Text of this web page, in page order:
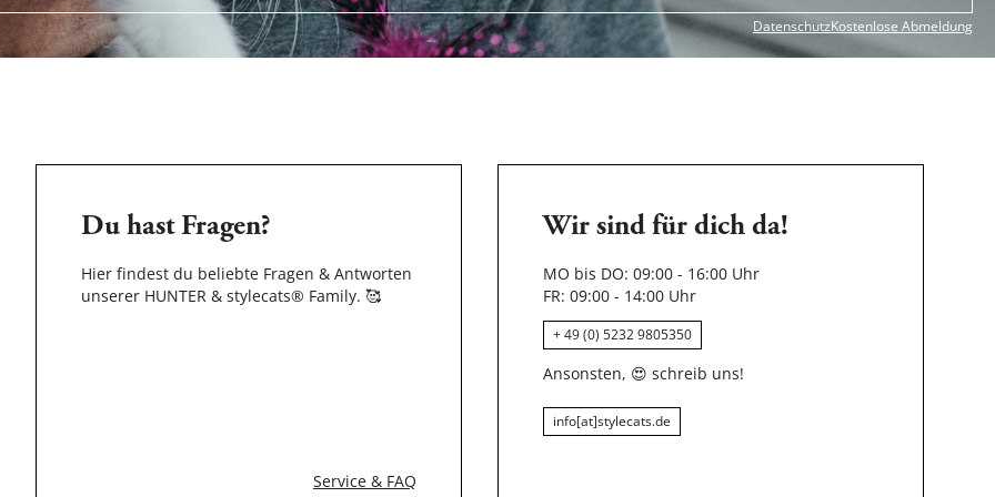
DatenschutzKostenlose Abmeldung
Du hast Fragen?
Hier findest du beliebte Fragen & Antworten
unserer HUNTER & stylecats® Family. 🥰
Service & FAQ
Wir sind für dich da!
MO bis DO: 09:00 - 16:00 Uhr
FR: 09:00 - 14:00 Uhr
+ 49 (0) 5232 9805350
Ansonsten, 😍 schreib uns!
info[at]stylecats.de